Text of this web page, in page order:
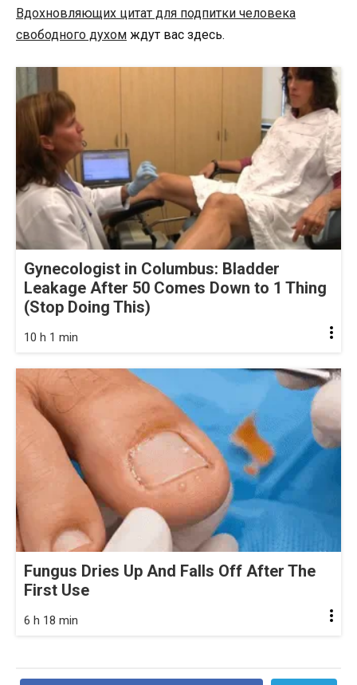
Вдохновляющих цитат для подпитки человека
свободного духом ждут вас здесь.
Gynecologist in Columbus: Bladder
Leakage After 50 Comes Down to 1 Thing
(Stop Doing This)
10 h 1 min
Fungus Dries Up And Falls Off After The
First Use
6 h 18 min